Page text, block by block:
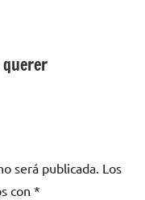
será publicada. Los
con *